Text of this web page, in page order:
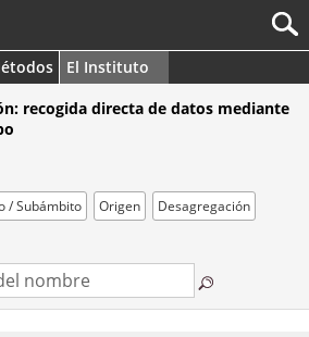
El Instituto
recogida directa de datos mediante
/ Subámbito Origen
Desagregación